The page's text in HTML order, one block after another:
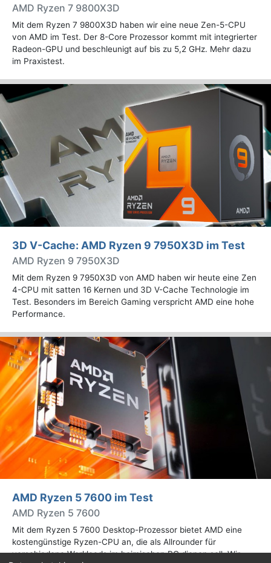
AMD Ryzen 7 9800X3D
Mit dem Ryzen 7 9800X3D haben wir eine neue Zen-5-CPU
von AMD im Test. Der 8-Core Prozessor kommt mit integrierter
Radeon-GPU und beschleunigt auf bis zu 5,2 GHz. Mehr dazu
im Praxistest.
3D V-Cache: AMD Ryzen 9 7950X3D im Test
AMD Ryzen 9 7950X3D
Mit dem Ryzen 9 7950X3D von AMD haben wir heute eine Zen
4-CPU mit satten 16 Kernen und 3D V-Cache Technologie im
Test. Besonders im Bereich Gaming verspricht AMD eine hohe
Performance.
AMD Ryzen 5 7600 im Test
AMD Ryzen 5 7600
Mit dem Ryzen 5 7600 Desktop-Prozessor bietet AMD eine
kostengünstige Ryzen-CPU an, die als Allrounder für
verschiedene Workloads im heimischen PC dienen soll. Wir